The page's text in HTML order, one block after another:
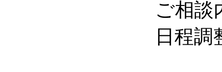
ご相談
日程調